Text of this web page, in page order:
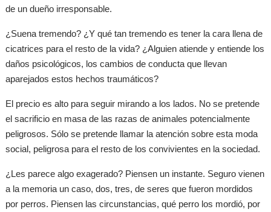
de un dueño irresponsable.
¿Suena tremendo? ¿Y qué tan tremendo es tener la cara llena de
cicatrices para el resto de la vida? ¿Alguien atiende y entiende los
daños psicológicos, los cambios de conducta que llevan
aparejados estos hechos traumáticos?
El precio es alto para seguir mirando a los lados. No se pretende
el sacrificio en masa de las razas de animales potencialmente
peligrosos. Sólo se pretende llamar la atención sobre esta moda
social, peligrosa para el resto de los convivientes en la sociedad.
¿Les parece algo exagerado? Piensen un instante. Seguro vienen
a la memoria un caso, dos, tres, de seres que fueron mordidos
por perros. Piensen las circunstancias, qué perro los mordió, por